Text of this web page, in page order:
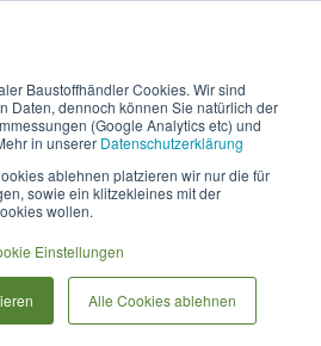
Baustoffhändler Cookies. Wir sind
Daten, dennoch können Sie natürlich der
(Google Analytics etc) und
in unserer Datenschutzerklärung
ablehnen platzieren wir nur die für
sowie ein klitzekleines mit der
wollen.
Einstellungen
Alle Cookies ablehnen
als Flächenbelag im
Platten in Ihrem Garten zu
hier noch einige Informationen